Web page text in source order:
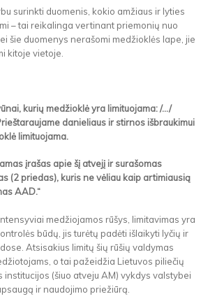
surinkti duomenis, kokio amžiaus ir lyties
– tai reikalinga vertinant priemonių nuo
šie duomenys nerašomi medžioklės lape, jie
kitoje vietoje.
kurių medžioklė yra limituojama: /.../
danieliaus ir stirnos išbraukimui
limituojama.
įrašas apie šį atvejį ir surašomas
(2 priedas), kuris ne vėliau kaip artimiausią
AAD.“
medžiojamos rūšys, limitavimas yra
būdų, jis turėtų padėti išlaikyti lyčių ir
Atsisakius limitų šių rūšių valdymas
o tai pažeidžia Lietuvos piliečių
institucijos (šiuo atveju AM) vykdys valstybei
ir naudojimo priežiūrą.